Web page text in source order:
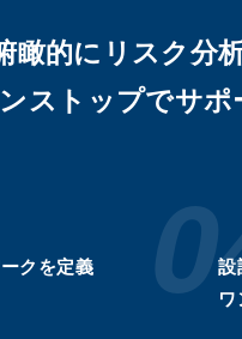
的にリスク分析
ストップでサポ
クを定義
設